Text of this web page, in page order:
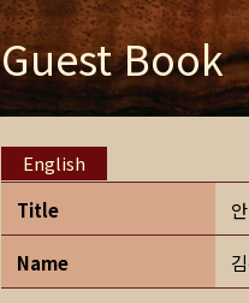
Guest Book
English
Title
Name